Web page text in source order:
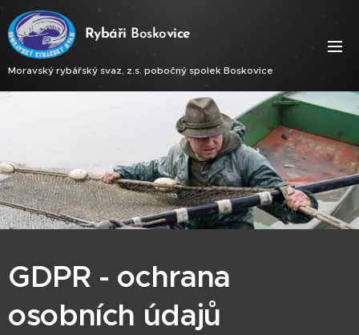
Rybáři Boskovice
Moravský rybářský svaz, z.s. pobočný spolek Boskovice
GDPR - ochrana
osobních údajů